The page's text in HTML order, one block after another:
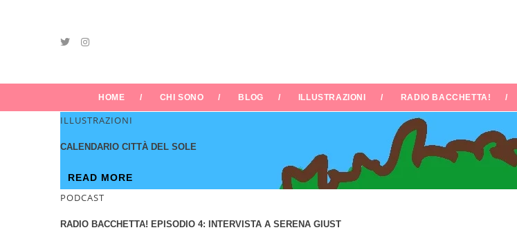
HOME CHI SONO BLOG ILLUSTRAZIONI RADIO BACCHETTA!
ILLUSTRAZIONI
CALENDARIO CITTÀ DEL SOLE
READ MORE
PODCAST
RADIO BACCHETTA! EPISODIO 4: INTERVISTA A SERENA GIUST